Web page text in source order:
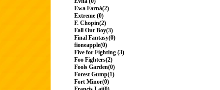
Ewa Farná(2)
Extreme (0)
F. Chopin(2)
Fall Out Boy(3)
Final Fantasy(0)
fioneapple(0)
Five for Fighting (3)
Foo Fighters(2)
Fools Garden(0)
Forest Gump(1)
Fort Minor(0)